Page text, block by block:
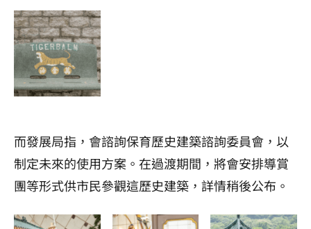
而發展局指，會諮詢保育歷史建築諮詢委員會，以
制定未來的使用方案。在過渡期間，將會安排導賞
團等形式供市民參觀這歷史建築，詳情稍後公布。